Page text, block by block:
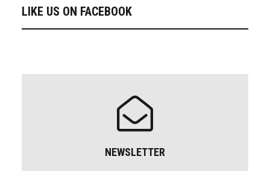
LIKE US ON FACEBOOK
NEWSLETTER